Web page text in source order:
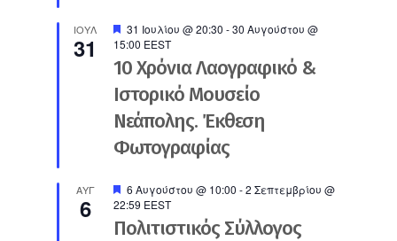
ΙΟΎΛ
31
Προτεινόμενο
31 Ιουλίου @ 20:30 -30 Αυγούστου @
15:00 EEST
10 Χρόνια Λαογραφικό &
Ιστορικό Μουσείο
Νεάπολης. Έκθεση
Φωτογραφίας
ΑΥΓ
6
Προτεινόμενο
6 Αυγούστου @ 10:00 -2 Σεπτεμβρίου @
22:59 EEST
Πολιτιστικός Σύλλογος